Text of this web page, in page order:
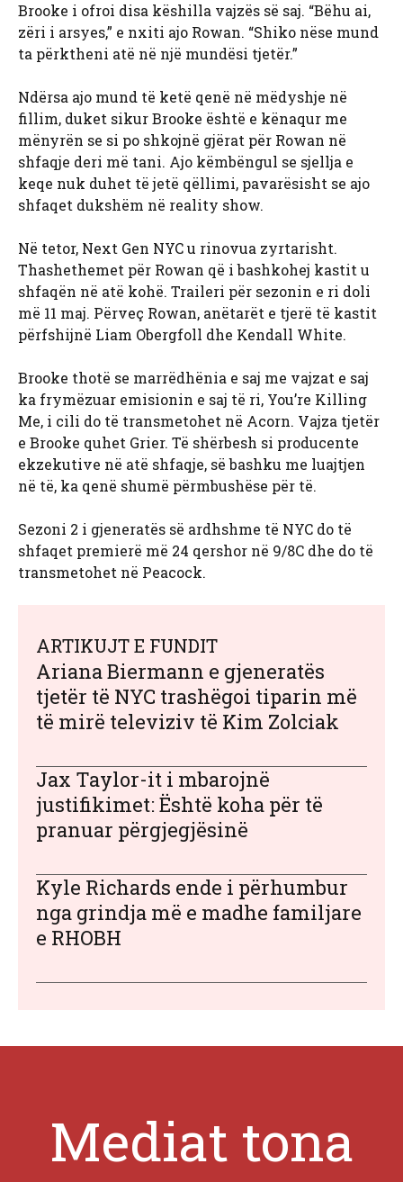
Brooke i ofroi disa këshilla vajzës së saj. “Bëhu ai,
zëri i arsyes,” e nxiti ajo Rowan. “Shiko nëse mund
ta përktheni atë në një mundësi tjetër.”
Ndërsa ajo mund të ketë qenë në mëdyshje në
fillim, duket sikur Brooke është e kënaqur me
mënyrën se si po shkojnë gjërat për Rowan në
shfaqje deri më tani. Ajo këmbëngul se sjellja e
keqe nuk duhet të jetë qëllimi, pavarësisht se ajo
shfaqet dukshëm në reality show.
Në tetor, Next Gen NYC u rinovua zyrtarisht.
Thashethemet për Rowan që i bashkohej kastit u
shfaqën në atë kohë. Traileri për sezonin e ri doli
më 11 maj. Përveç Rowan, anëtarët e tjerë të kastit
përfshijnë Liam Obergfoll dhe Kendall White.
Brooke thotë se marrëdhënia e saj me vajzat e saj
ka frymëzuar emisionin e saj të ri, You’re Killing
Me, i cili do të transmetohet në Acorn. Vajza tjetër
e Brooke quhet Grier. Të shërbesh si producente
ekzekutive në atë shfaqje, së bashku me luajtjen
në të, ka qenë shumë përmbushëse për të.
Sezoni 2 i gjeneratës së ardhshme të NYC do të
shfaqet premierë më 24 qershor në 9/8C dhe do të
transmetohet në Peacock.
ARTIKUJT E FUNDIT
Ariana Biermann e gjeneratës
tjetër të NYC trashëgoi tiparin më
të mirë televiziv të Kim Zolciak
Jax Taylor-it i mbarojnë
justifikimet: Është koha për të
pranuar përgjegjësinë
Kyle Richards ende i përhumbur
nga grindja më e madhe familjare
e RHOBH
Mediat tona